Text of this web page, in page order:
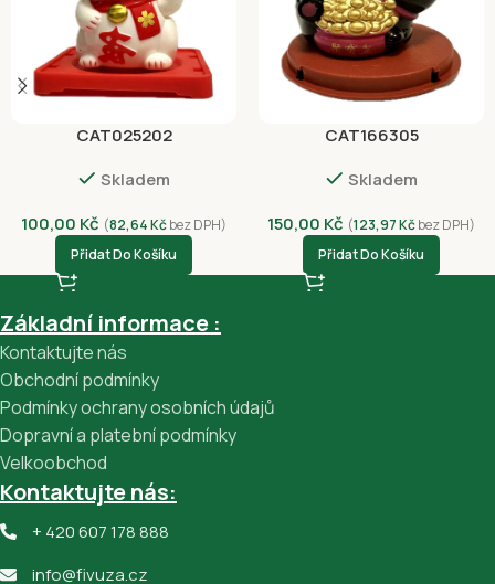
CAT025202
Skladem
100,00 Kč (82,64Kčbez DPH)
Přidat Do Košíku
CAT166305
Skladem
150,00 Kč (123,97Kčbez DPH)
Přidat Do Košíku
Základní informace :
Kontaktujte nás
Obchodní podmínky
Podmínky ochrany osobních údajů
Dopravní a platební podmínky
Velkoobchod
Kontaktujte nás:
+ 420 607 178 888
info@fivuza.cz